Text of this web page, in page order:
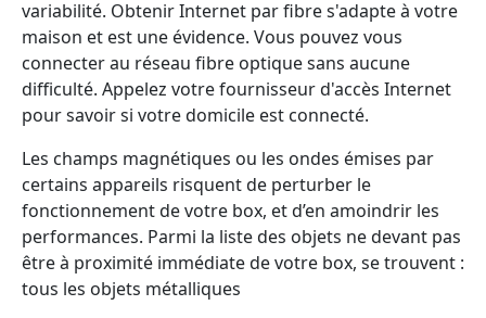
variabilité. Obtenir Internet par fibre s'adapte à votre
maison et est une évidence. Vous pouvez vous
connecter au réseau fibre optique sans aucune
difficulté. Appelez votre fournisseur d'accès Internet
pour savoir si votre domicile est connecté.
Les champs magnétiques ou les ondes émises par
certains appareils risquent de perturber le
fonctionnement de votre box, et d’en amoindrir les
performances. Parmi la liste des objets ne devant pas
être à proximité immédiate de votre box, se trouvent :
tous les objets métalliques